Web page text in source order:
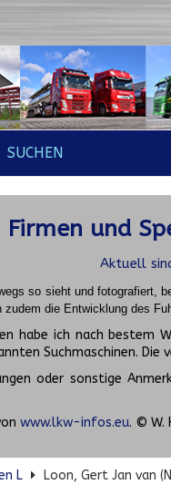
SUCHEN
Firmen und
Aktuell
so sieht und fotografiert,
die Entwicklung des
habe ich nach bestem
Suchmaschinen.
oder sonstige
www.lkw-infos.eu. © W.
L Loon, Gert Jan van